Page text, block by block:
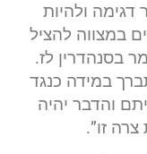
דגימה ולהיות
במצווה להציל
בסנהדרין לז.
במידה כנגד
והדבר יהיה
זו”.